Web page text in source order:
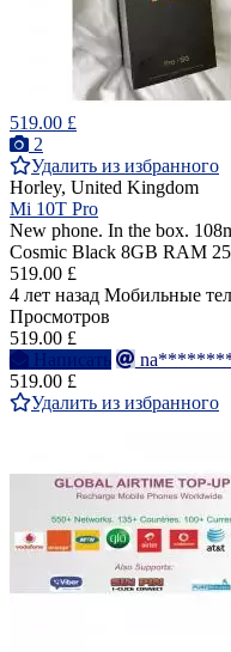
519.00 £
2
Удалить из избранного
Horley, United Kingdom
Mi 10T Pro
New phone. In the box.
Cosmic Black 8GB RAM
519.00 £
4 лет назад Мобильные
Просмотров
519.00 £
Написать
519.00 £
Удалить из избранного